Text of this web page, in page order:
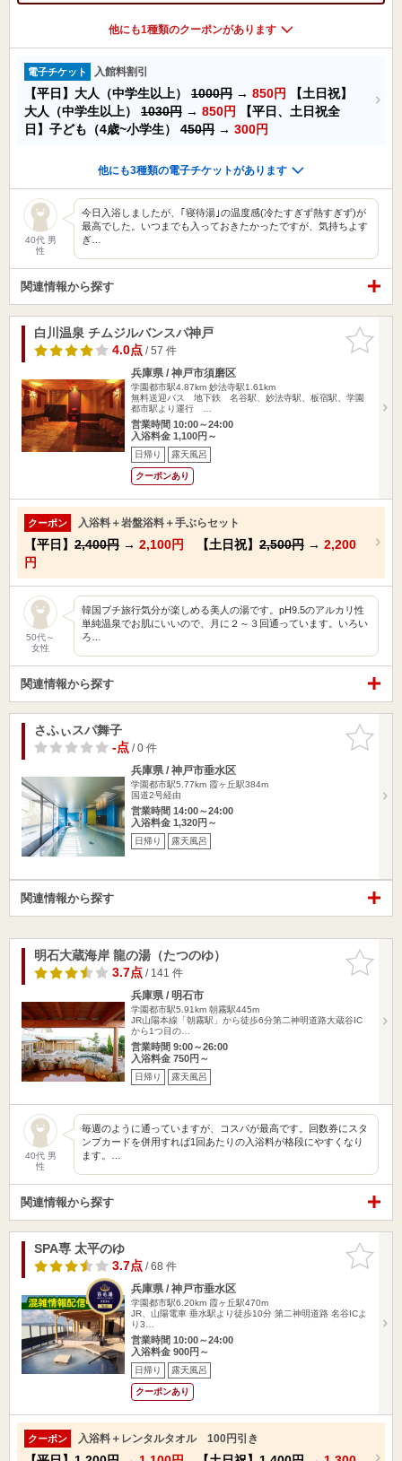
他にも1種類のクーポンがあります
電子チケット 入館料割引
【平日】大人（中学生以上） 1000円 → 850円
【土日祝】
大人（中学生以上） 1030円 → 850円
【平日、土日祝全
日】子ども（4歳~小学生） 450円 → 300円
他にも3種類の電子チケットがあります
40代 男
性
今日入浴しましたが、｢寝待湯｣の温度感(冷たすぎず熱すぎず)が
最高でした。いつまでも入っておきたかったですが、気持ちよす
ぎ…
関連情報から探す
お気に入
りに追加
白川温泉 チムジルバンスパ神戸
4.0点/ 57 件
兵庫県 / 神戸市須磨区
学園都市駅4.87km 妙法寺駅1.61km
無料送迎バス 地下鉄 名谷駅、妙法寺駅、板宿駅、学園
都市駅より運行 …
営業時間 10:00～24:00
入浴料金 1,100円～
日帰り 露天風呂
クーポンあり
クーポン 入浴料＋岩盤浴料＋手ぶらセット
【平日】 2,400円 → 2,100円 【土日祝】 2,500円 → 2,200
円
50代～
女性
韓国プチ旅行気分が楽しめる美人の湯です。pH9.5のアルカリ性
単純温泉でお肌にいいので、月に２～３回通っています。いろい
ろ…
関連情報から探す
お気に入
りに追加
さふぃスパ舞子
-点/ 0 件
兵庫県 / 神戸市垂水区
学園都市駅5.77km 霞ヶ丘駅384m
国道2号経由
営業時間 14:00～24:00
入浴料金 1,320円～
日帰り 露天風呂
関連情報から探す
お気に入
りに追加
明石大蔵海岸 龍の湯（たつのゆ）
3.7点/ 141 件
兵庫県 / 明石市
学園都市駅5.91km 朝霧駅445m
JR山陽本線「朝霧駅」から徒歩6分第二神明道路大蔵谷IC
から1つ目の…
営業時間 9:00～26:00
入浴料金 750円～
日帰り 露天風呂
40代 男
性
毎週のように通っていますが、コスパが最高です。回数券にスタ
ンプカードを併用すれば1回あたりの入浴料が格段にやすくなり
ます。…
関連情報から探す
お気に入
りに追加
SPA専 太平のゆ
3.7点/ 68 件
兵庫県 / 神戸市垂水区
学園都市駅6.20km 霞ヶ丘駅470m
JR、山陽電車 垂水駅より徒歩10分 第二神明道路 名谷ICよ
り3…
営業時間 10:00～24:00
入浴料金 900円～
日帰り 露天風呂
クーポンあり
クーポン 入浴料＋レンタルタオル 100円引き